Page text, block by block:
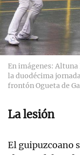
En imágenes:
la duodécima
frontón Ogueta de
La lesión
El guipuzcoano